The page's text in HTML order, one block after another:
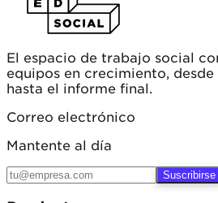
El espacio de trabajo social
equipos en crecimiento,
hasta el informe final.
Correo electrónico
Mantente al día
Suscribirse